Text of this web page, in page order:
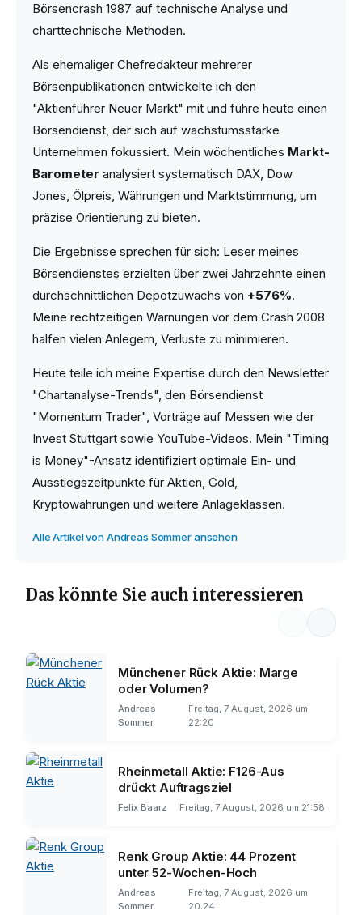
Börsencrash 1987 auf technische Analyse und
charttechnische Methoden.
Als ehemaliger Chefredakteur mehrerer
Börsenpublikationen entwickelte ich den
"Aktienführer Neuer Markt" mit und führe heute einen
Börsendienst, der sich auf wachstumsstarke
Unternehmen fokussiert. Mein wöchentliches Markt-
Barometer analysiert systematisch DAX, Dow
Jones, Ölpreis, Währungen und Marktstimmung, um
präzise Orientierung zu bieten.
Die Ergebnisse sprechen für sich: Leser meines
Börsendienstes erzielten über zwei Jahrzehnte einen
durchschnittlichen Depotzuwachs von +576%.
Meine rechtzeitigen Warnungen vor dem Crash 2008
halfen vielen Anlegern, Verluste zu minimieren.
Heute teile ich meine Expertise durch den Newsletter
"Chartanalyse-Trends", den Börsendienst
"Momentum Trader", Vorträge auf Messen wie der
Invest Stuttgart sowie YouTube-Videos. Mein "Timing
is Money"-Ansatz identifiziert optimale Ein- und
Ausstiegszeitpunkte für Aktien, Gold,
Kryptowährungen und weitere Anlageklassen.
Alle Artikel von Andreas Sommer ansehen
Das könnte Sie auch interessieren
Münchener Rück Aktie: Marge
oder Volumen?
Andreas
Sommer
Freitag, 7 August, 2026 um
22:20
Rheinmetall Aktie: F126-Aus
drückt Auftragsziel
Felix Baarz Freitag, 7 August, 2026 um 21:58
Renk Group Aktie: 44 Prozent
unter 52-Wochen-Hoch
Andreas
Sommer
Freitag, 7 August, 2026 um
20:24